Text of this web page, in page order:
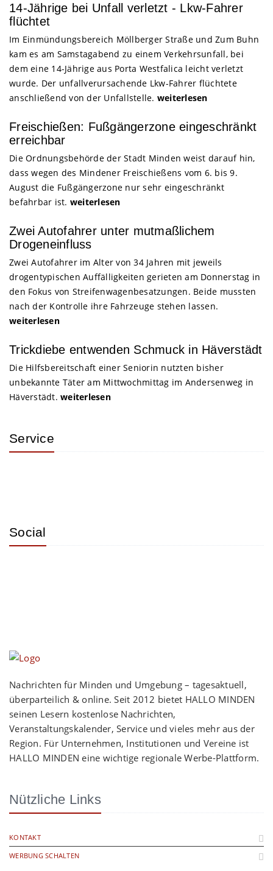
14-Jährige bei Unfall verletzt - Lkw-Fahrer
flüchtet
Im Einmündungsbereich Möllberger Straße und Zum Buhn
kam es am Samstagabend zu einem Verkehrsunfall, bei
dem eine 14-Jährige aus Porta Westfalica leicht verletzt
wurde. Der unfallverursachende Lkw-Fahrer flüchtete
anschließend von der Unfallstelle. weiterlesen
Freischießen: Fußgängerzone eingeschränkt
erreichbar
Die Ordnungsbehörde der Stadt Minden weist darauf hin,
dass wegen des Mindener Freischießens vom 6. bis 9.
August die Fußgängerzone nur sehr eingeschränkt
befahrbar ist. weiterlesen
Zwei Autofahrer unter mutmaßlichem
Drogeneinfluss
Zwei Autofahrer im Alter von 34 Jahren mit jeweils
drogentypischen Auffälligkeiten gerieten am Donnerstag in
den Fokus von Streifenwagenbesatzungen. Beide mussten
nach der Kontrolle ihre Fahrzeuge stehen lassen.
weiterlesen
Trickdiebe entwenden Schmuck in Häverstädt
Die Hilfsbereitschaft einer Seniorin nutzten bisher
unbekannte Täter am Mittwochmittag im Andersenweg in
Häverstädt. weiterlesen
Service
Social
Nachrichten für Minden und Umgebung – tagesaktuell,
überparteilich & online. Seit 2012 bietet HALLO MINDEN
seinen Lesern kostenlose Nachrichten,
Veranstaltungskalender, Service und vieles mehr aus der
Region. Für Unternehmen, Institutionen und Vereine ist
HALLO MINDEN eine wichtige regionale Werbe-Plattform.
Nützliche Links
KONTAKT
WERBUNG SCHALTEN